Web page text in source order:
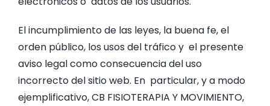
El incumplimiento de las leyes, la buena fe, el
orden público, los usos del tráfico y el presente
aviso legal como consecuencia del uso
incorrecto del sitio web. En particular, y a modo
ejemplificativo, CB FISIOTERAPIA Y MOVIMIENTO,